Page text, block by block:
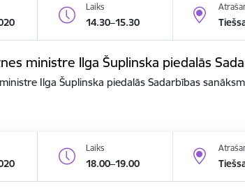
Laiks
14.30–15.30
ministre Ilga Šuplinska piedalās
Ilga Šuplinska piedalās Sadarbības
Laiks
18.00–19.00